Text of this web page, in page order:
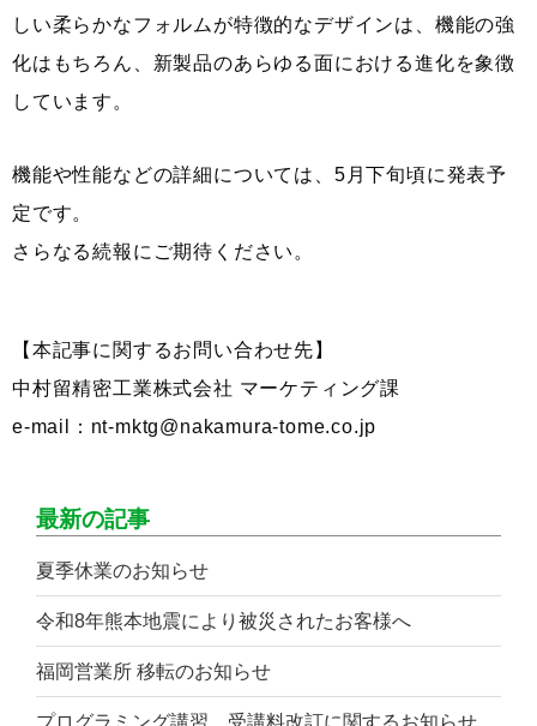
しい柔らかなフォルムが特徴的なデザインは、機能の強
化はもちろん、新製品のあらゆる面における進化を象徴
しています。
機能や性能などの詳細については、5月下旬頃に発表予
定です。
さらなる続報にご期待ください。
【本記事に関するお問い合わせ先】
中村留精密工業株式会社 マーケティング課
e-mail：nt-mktg@nakamura-tome.co.jp
最新の記事
夏季休業のお知らせ
令和8年熊本地震により被災されたお客様へ
福岡営業所 移転のお知らせ